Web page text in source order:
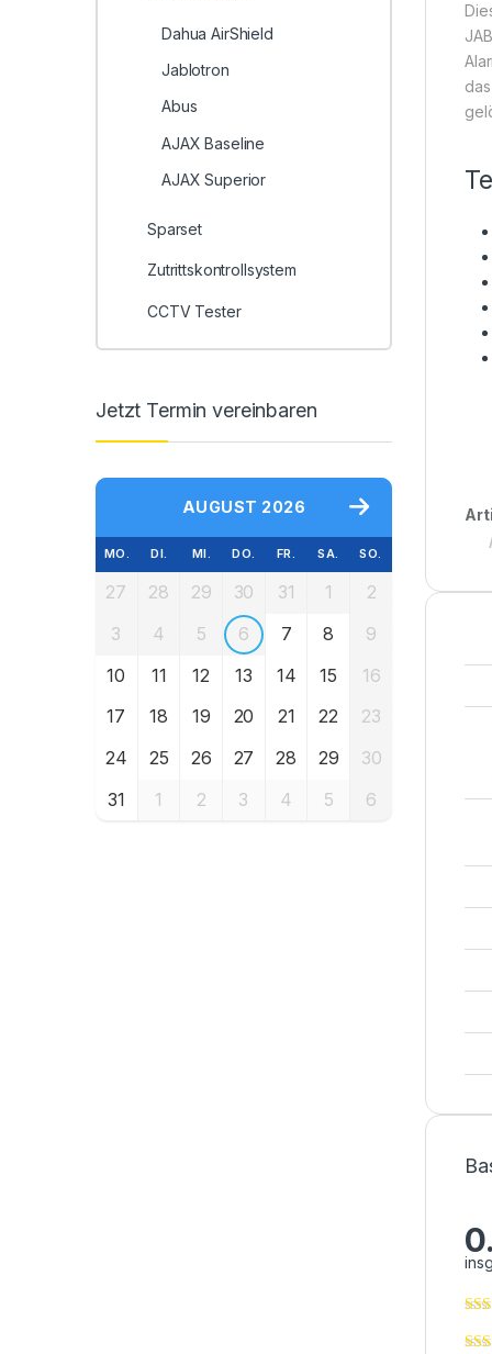
Dahua AirShield
Jablotron
Abus
AJAX Baseline
AJAX Superior
Sparset
Zutrittskontrollsystem
CCTV Tester
Jetzt Termin vereinbaren
AUGUST 2026
MO. DI. MI. DO. FR. SA. SO.
27 28 29 30 31 1
2
3
4 5 6 7 8
9
10
11 12 13 14 15
16
17
18 19 20 21 22
23
24
25 26 27 28 29
30
31
1 2 3 4 5 6